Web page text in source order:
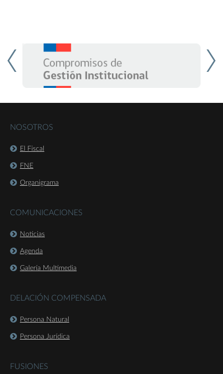
NOSOTROS
El Fiscal
FNE
Organigrama
COMUNICACIONES
Noticias
Agenda
Galería Multimedia
DELACIÓN COMPENSADA
Persona Natural
Persona Jurídica
FUSIONES